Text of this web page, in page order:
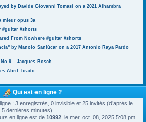
by Davide Giovanni Tomasi on a 2021 Alhambra
mieur opus 3a
#guitar #shorts
From Nowhere #guitar #shorts
by Manolo Sanlúcar on a 2017 Antonio Raya Pardo
– Jacques Bosch
Abril Tirado
Qui est en ligne ?
: 3 enregistrés, 0 invisible et 25 invités (d’après le
dernières minutes)
en ligne est de 10992 , le mer. oct. 08, 2025 5:08 pm